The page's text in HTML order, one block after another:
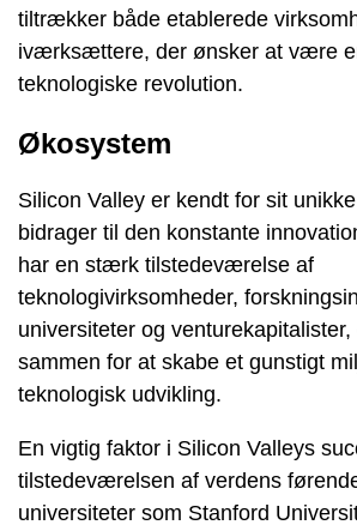
tiltrækker både etablerede
iværksættere, der ønsker at være
teknologiske revolution.
Økosystem
Silicon Valley er kendt for sit
bidrager til den konstante
har en stærk tilstedeværelse af
teknologivirksomheder,
universiteter og
sammen for at skabe et gunstigt
teknologisk udvikling.
En vigtig faktor i Silicon Valleys
tilstedeværelsen af verdens
universiteter som Stanford